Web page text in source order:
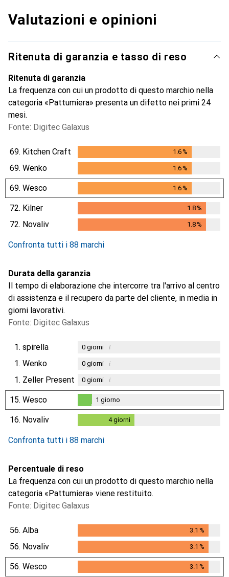
Valutazioni e opinioni
Ritenuta di garanzia e tasso di reso
Ritenuta di garanzia
La frequenza con cui un prodotto di questo marchio nella
categoria «Pattumiera» presenta un difetto nei primi 24
mesi.
Fonte: Digitec Galaxus
69. Kitchen Craft 1.6%
69. Wenko 1.6%
69. Wesco 1.6%
72. Kilner 1.8%
1.8%
72. Novaliv 1.8%
Confronta tutti i 88 marchi
Durata della garanzia
Il tempo di elaborazione che intercorre tra l'arrivo al centro
di assistenza e il recupero da parte del cliente, in media in
giorni lavorativi.
Fonte: Digitec Galaxus
1. spirella 0giorni i
1. Wenko 0giorni i
1. Zeller Present 0giorni i
15. Wesco
1giorno
1 giorno
16. Novaliv 4giorni
Confronta tutti i 88 marchi
Percentuale di reso
La frequenza con cui un prodotto di questo marchio nella
categoria «Pattumiera» viene restituito.
Fonte: Digitec Galaxus
56. Alba 3.1 %
3.1%
56. Novaliv 3.1 %
3.1%
56. Wesco 3.1 %